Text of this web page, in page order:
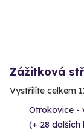
Zážitková
Vystřílíte celkem
Otrokovice -
(+ 28 dalších